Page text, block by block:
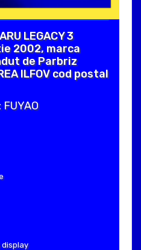
LEGACY 3
2002, marca
de Parbriz
ILFOV cod postal
display